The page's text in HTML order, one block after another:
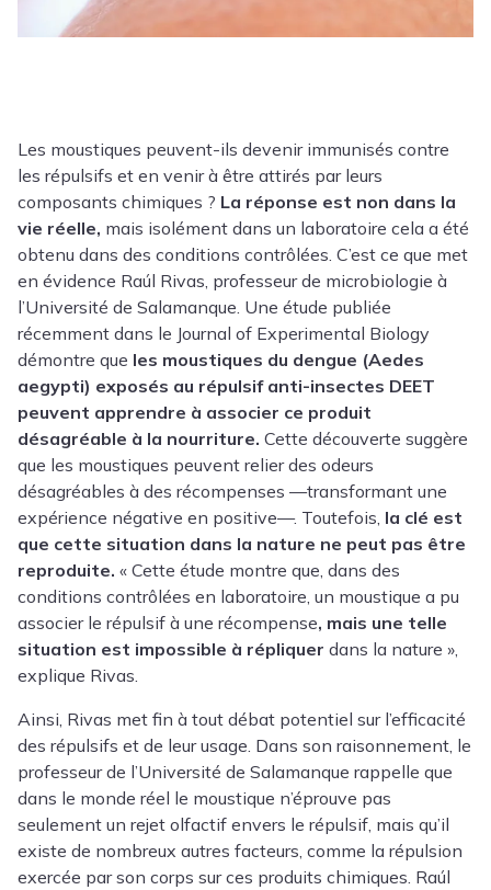
Les moustiques peuvent-ils devenir immunisés contre
les répulsifs et en venir à être attirés par leurs
composants chimiques ? La réponse est non dans la
vie réelle, mais isolément dans un laboratoire cela a été
obtenu dans des conditions contrôlées. C’est ce que met
en évidence Raúl Rivas, professeur de microbiologie à
l’Université de Salamanque. Une étude publiée
récemment dans le Journal of Experimental Biology
démontre que les moustiques du dengue (Aedes
aegypti) exposés au répulsif anti-insectes DEET
peuvent apprendre à associer ce produit
désagréable à la nourriture. Cette découverte suggère
que les moustiques peuvent relier des odeurs
désagréables à des récompenses —transformant une
expérience négative en positive—. Toutefois, la clé est
que cette situation dans la nature ne peut pas être
reproduite. « Cette étude montre que, dans des
conditions contrôlées en laboratoire, un moustique a pu
associer le répulsif à une récompense, mais une telle
situation est impossible à répliquer dans la nature »,
explique Rivas.
Ainsi, Rivas met fin à tout débat potentiel sur l’efficacité
des répulsifs et de leur usage. Dans son raisonnement, le
professeur de l’Université de Salamanque rappelle que
dans le monde réel le moustique n’éprouve pas
seulement un rejet olfactif envers le répulsif, mais qu’il
existe de nombreux autres facteurs, comme la répulsion
exercée par son corps sur ces produits chimiques. Raúl